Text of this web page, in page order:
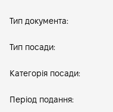
Тип документа:
Тип посади:
Категорія посади:
Період подання: